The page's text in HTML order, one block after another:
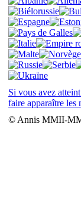
Si vous avez
faire apparaître les
© Annis MMII-